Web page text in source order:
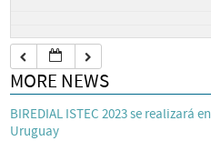
MORE NEWS
BIREDIAL ISTEC 2023 se realizará en
Uruguay